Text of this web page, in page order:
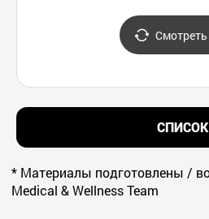
СПИСОК
* Материалы подготовлены /
Medical & Wellness Team